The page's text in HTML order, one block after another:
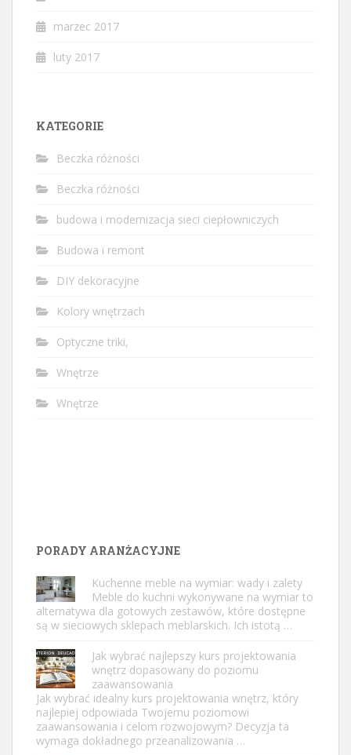
marzec 2017
luty 2017
KATEGORIE
Beczka różności
Beczka różności
budowa i modernizacja sieci ciepłowniczych
Budowa i remont
DIY dekoracyjne
Kolory wnętrzach
Optyczne triki,
Wnętrze
Wnętrze
PORADY ARANŻACYJNE
Kuchenne meble na wymiar: wady i zalety
Meble do kuchni wykonywane na wymiar to
alternatywa dla gotowych zestawów, które dostępne
są w sieciowych sklepach meblarskich. Ich istotą …
Jak wybrać najlepszy kurs projektowania
wnętrz dopasowany do poziomu
zaawansowania
Jak wybrać idealny kurs projektowania wnętrz, który
najlepiej odpowiada Twojemu poziomowi
zaawansowania i celom rozwojowym? Decyzja ta
wymaga dokładnego przeanalizowania …